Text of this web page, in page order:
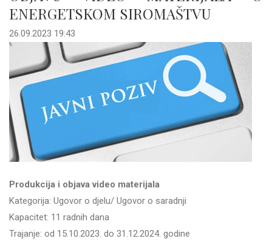
ENERGETSKOM SIROMAŠTVU
26.09.2023 19:43
Produkcija i objava video materijala
Kategorija: Ugovor o djelu/ Ugovor o saradnji
Kapacitet: 11 radnih dana
Trajanje: od 15.10.2023. do 31.12.2024. godine